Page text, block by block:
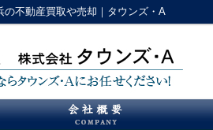
不動産買取や売却｜タウンズ・A